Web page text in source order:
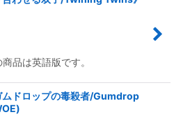
品は英語版です。
ドロップの毒殺者/Gumdrop